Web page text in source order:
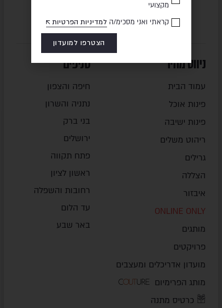
ניווט מהיר
עמוד הבית
פינות אוכל
פינות ישיבה
ריהוט משלים
גרילים
הצללה
איבזור
ONLINE ONLY
מותגים
פרויקטים
מועדון אדריכלים ומעצבים
מותג הפרימיום
כרטיס מתנה
סניפים
חיפה והצפון
נתניה והשרון
בני ברק
ירושלים
פתח תקווה
ראשון לציון
רחובות והשפלה
עד הלום
באר שבע
מקצועי
קראתי ואני מסכימ/הלמדיניות הפרטיות
הצטרפו למועדון